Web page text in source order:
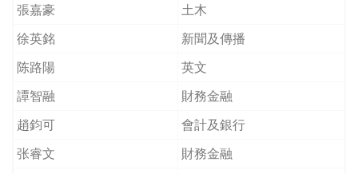
張嘉豪
土木
徐英銘
新聞及傳播
陈路陽
英文
譚智融
財務金融
趙鈞可
會計及銀行
张睿文
財務金融